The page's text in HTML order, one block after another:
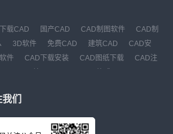
下载CAD 国产CAD CAD制图软件
CAD制
3D软件 免费CAD 建筑CAD
CAD安
件 CAD下载安装 CAD图纸下载
CAD注
们